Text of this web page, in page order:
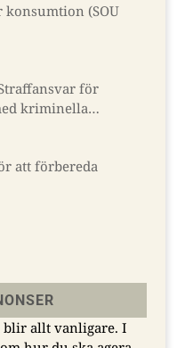
(SOU
för
kriminella
att förbereda
blir allt vanligare. I